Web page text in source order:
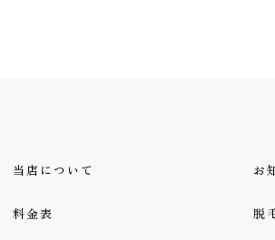
当店について
料金表
お
脱